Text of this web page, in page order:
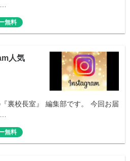
無料
人気
裏校長室』 編集部です。 今回お届
無料